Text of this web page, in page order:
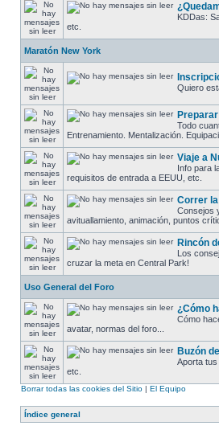
KDDas:
etc.
Maratón New York
Quiero
Todo
Entrenamiento. Mentalización.
Viaje a
Info para
requisitos de entrada a EEUU, etc.
Correr
Consejos
avituallamiento, animación, puntos
Rincón
Los
cruzar la meta en Central Park!
Uso General del Foro
¿Cómo
Cómo
avatar, normas del foro...
Buzón
Aporta
etc.
Borrar todas las cookies del Sitio | El Equipo
Índice general